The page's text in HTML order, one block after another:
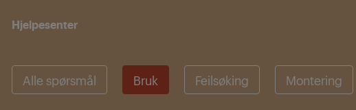
Hjelpesenter
Alle spørsmål Bruk Feilsøking Montering